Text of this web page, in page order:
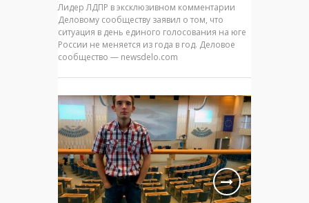
Лидер ЛДПР в эксклюзивном комментарии
Деловому сообществу заявил о том, что
ситуация в день единого голосования на юге
России не меняется из года в год. Деловое
сообщество — newsdelo.com